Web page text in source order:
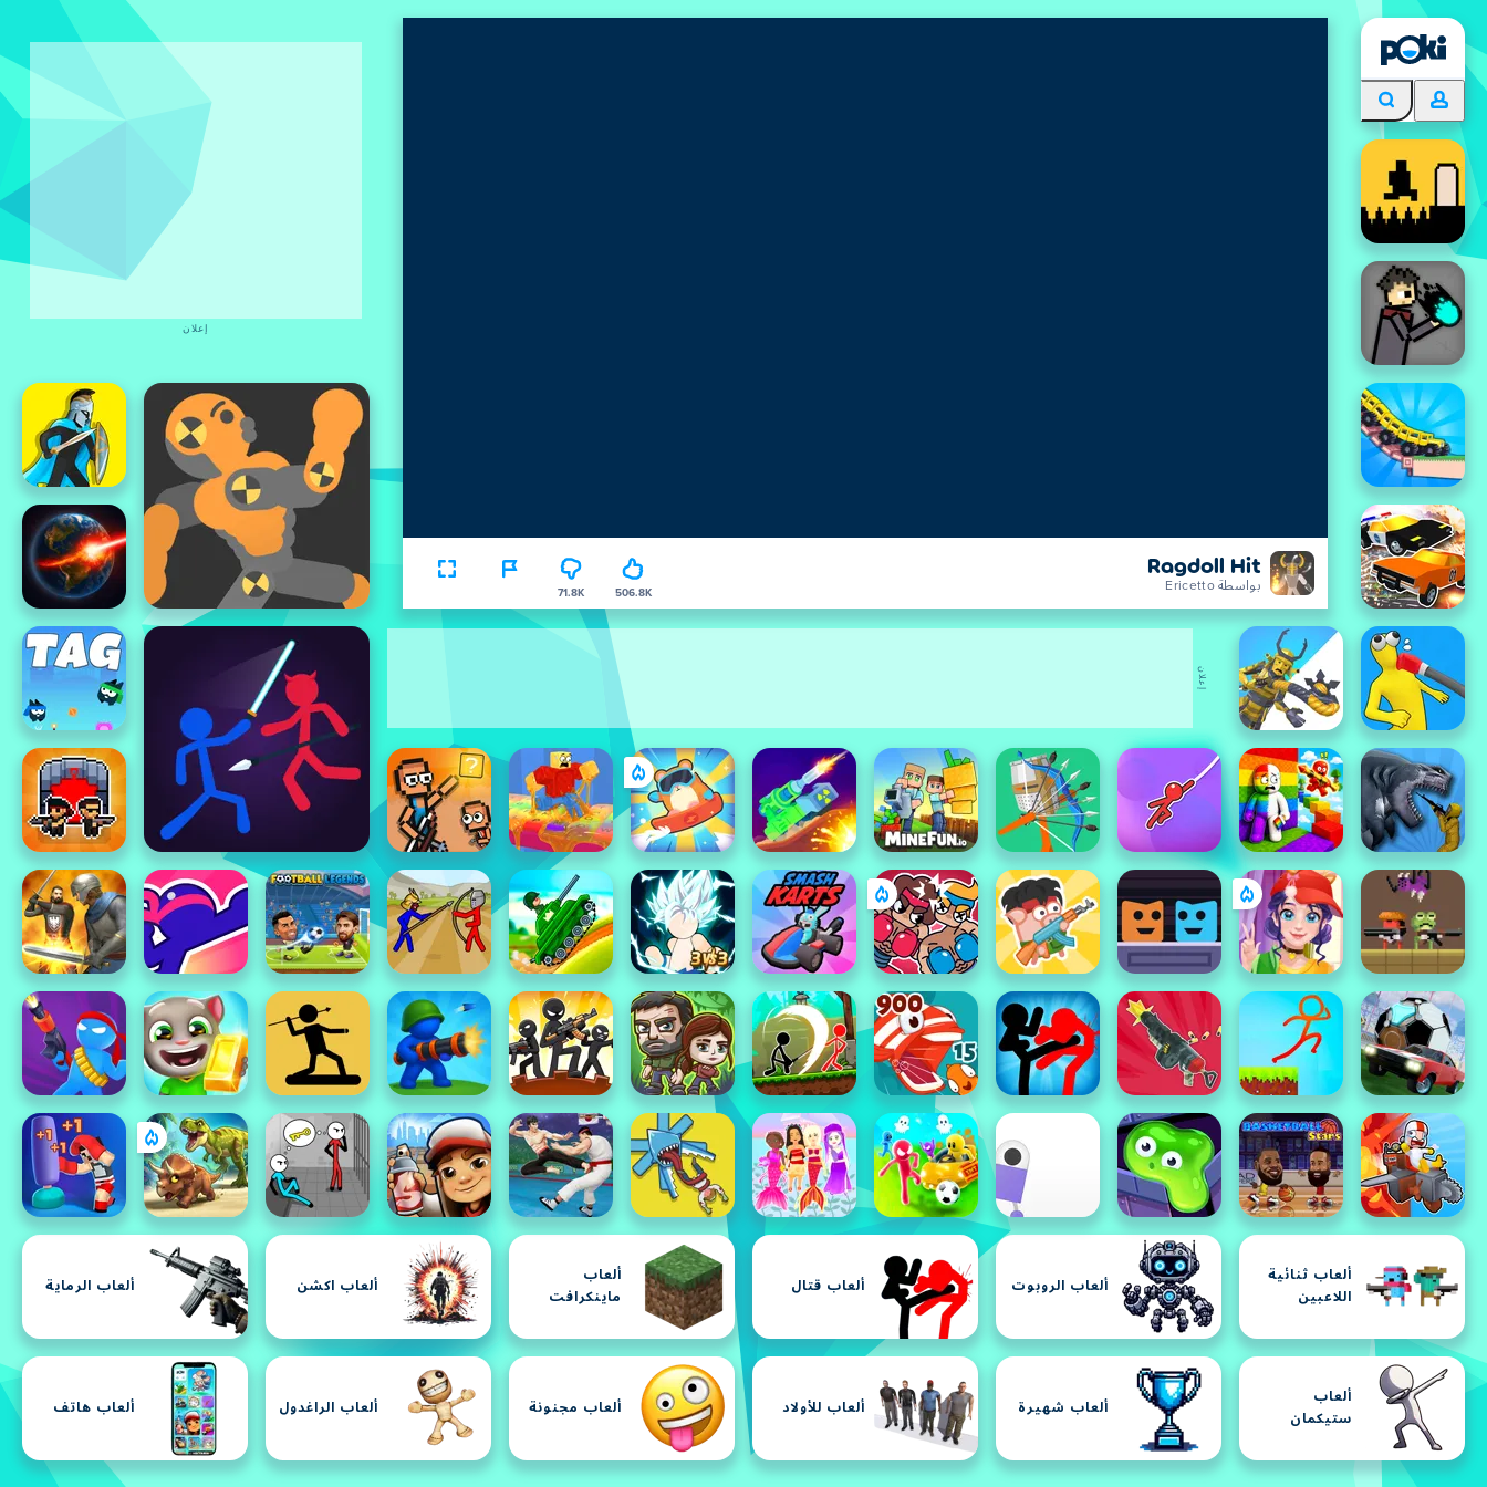
Ragdoll Hit
بواسطة Ericetto 506.8K
71.8K
ألعاب ثنائية
اللاعبين
ألعاب الروبوت ألعاب قتال
ألعاب
ماينكرافت
ألعاب اكشن ألعاب الرماية
ألعاب
ستيكمان
ألعاب شهيرة ألعاب للأولاد ألعاب مجنونة ألعاب الراغدول ألعاب هاتف
إعلان
إعلان